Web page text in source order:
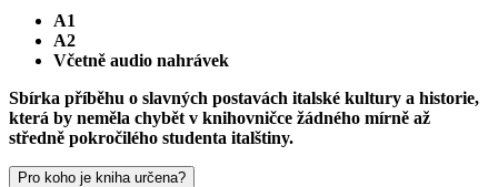
A1
A2
Včetně audio nahrávek
Sbírka příběhu o slavných postavách italské kultury a historie,
která by neměla chybět v knihovničce žádného mírně až
středně pokročilého studenta italštiny.
Pro koho je kniha určena?